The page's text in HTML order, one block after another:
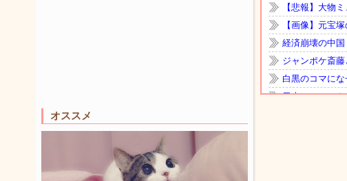
オススメ